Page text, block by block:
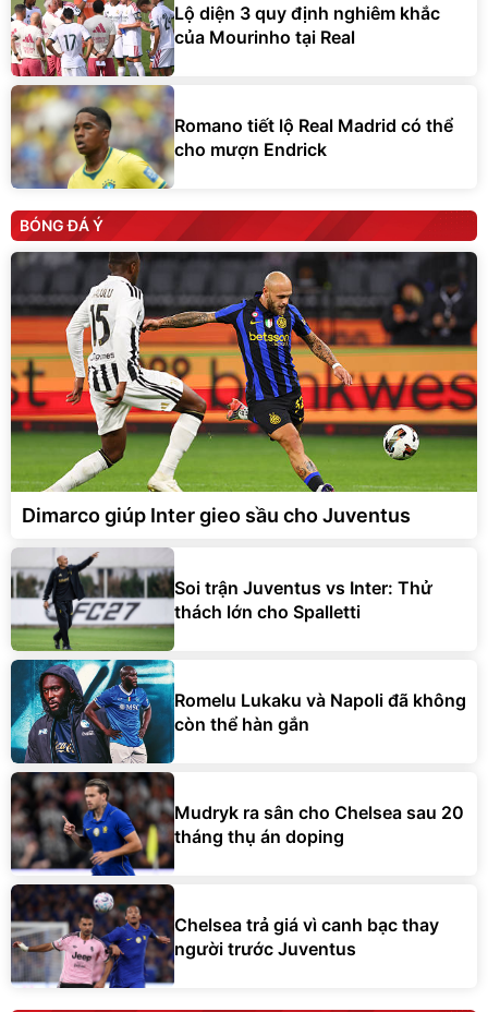
Lộ diện 3 quy định nghiêm khắc
của Mourinho tại Real
Romano tiết lộ Real Madrid có thể
cho mượn Endrick
BÓNG ĐÁ Ý
Dimarco giúp Inter gieo sầu cho Juventus
Soi trận Juventus vs Inter: Thử
thách lớn cho Spalletti
Romelu Lukaku và Napoli đã không
còn thể hàn gắn
Mudryk ra sân cho Chelsea sau 20
tháng thụ án doping
Chelsea trả giá vì canh bạc thay
người trước Juventus